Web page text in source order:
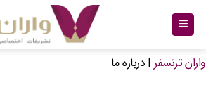
واران ترنسفر| درباره ما